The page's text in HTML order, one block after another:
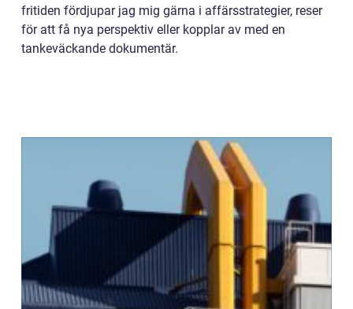
fritiden fördjupar jag mig gärna i affärsstrategier, reser
för att få nya perspektiv eller kopplar av med en
tankeväckande dokumentär.